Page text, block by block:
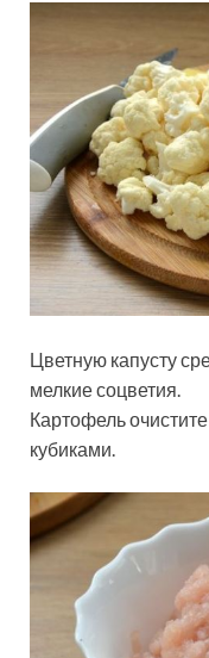
Цветную капусту
мелкие соцветия.
Картофель
кубиками.